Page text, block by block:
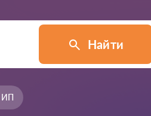
Найти
ИП